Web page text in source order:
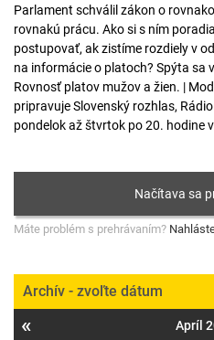
Parlament schválil zákon o
rovnakú prácu. Ako si s ním
postupovať, ak zistíme rozdiely v
na informácie o platoch? Spýta sa
Rovnosť platov mužov a žien. |
pripravuje Slovenský rozhlas,
pondelok až štvrtok po 20. hodine
Máte problém s prehrávaním?
Archív - zvoľte dátum
« Apríl